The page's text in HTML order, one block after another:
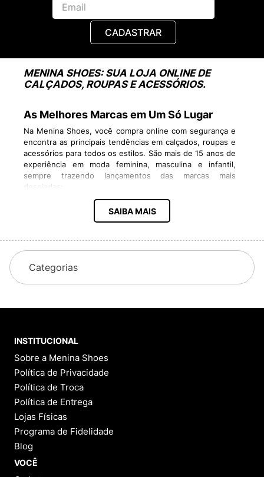
CADASTRAR
MENINA SHOES: SUA LOJA ONLINE DE
CALÇADOS, ROUPAS E ACESSÓRIOS.
As Melhores Marcas em Um Só Lugar
Na Menina Shoes, você compra online com segurança e
encontra as principais tendências em calçados, roupas e
acessórios para todos os estilos. São mais de 15 anos de
experiência em moda feminina, masculina e infantil,
sempre trazendo lançamentos das marcas mais
desejadas:
Tênis Vans, Veja, New Balance, Fila, Converse
Adidas
Sandálias Melissa e Mini Melissa
Farm, The North Face, New Era, Le Creuset
Nosso catálogo está sempre atualizado para
garantir as novidades do universo fashion.
Começamos como Melisseiras, loja focada em sandálias
acessórios originais das melhores marcas. A Menina
atendimento de excelência.
Por Que Comprar na Menina Shoes?
1. Transparência e Segurança
Processo de compra detalhado:
SAIBA MAIS
Categorias
INSTITUCIONAL
Sobre a Menina Shoes
Política de Privacidade
Política de Troca
Política de Entrega
Lojas Físicas
Programa de Fidelidade
Blog
VOCÊ